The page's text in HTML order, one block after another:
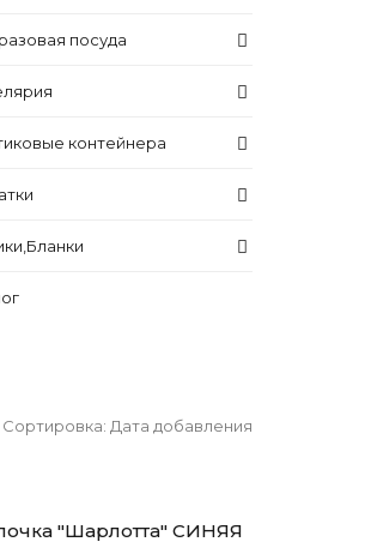
посуда
контейнера
Сортировка: Дата добавления
"Шарлотта" СИНЯЯ